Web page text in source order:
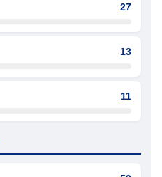
27
13
11